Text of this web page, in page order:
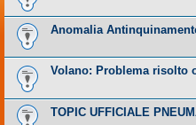
Anomalia
Volano: Problema risolto
TOPIC UFFICIALE